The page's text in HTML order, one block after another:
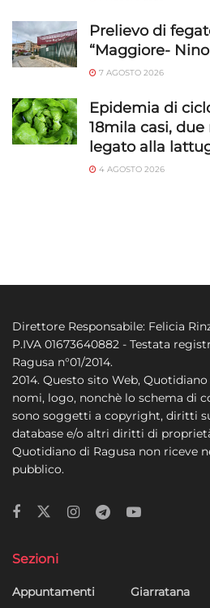
Prelievo di
“Maggiore-
7 AGOSTO 2026
Epidemia di
18mila casi,
legato alla
4 AGOSTO 2026
Direttore Responsabile: Felicia
P.IVA 01673640882 - Testata
Ragusa n°01/2014.
2014. Questo sito Web,
nomi, logo, nonchè lo schema di
sono soggetti a copyright, diritti
database e/o altri diritti di
Quotidiano di Ragusa non riceve
pubblico.
Sezioni
Appuntamenti
Giarratana